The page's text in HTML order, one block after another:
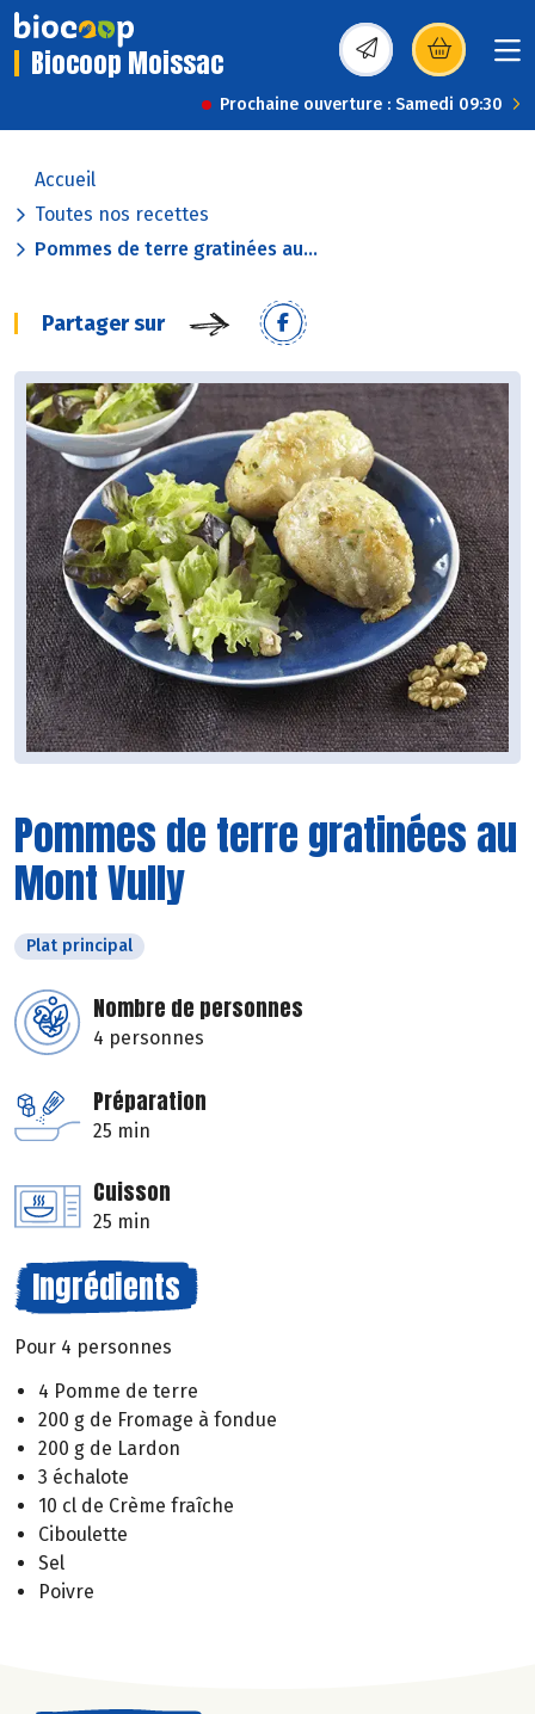
Biocoop Moissac (s’ouvre dans une
Prochaine ouverture : Samedi 09:30
Accueil
Toutes nos recettes
Pommes de terre gratinées au...
Partager sur
Pommes de terre gratinées au
Mont Vully
Plat principal
Nombre de personnes
4 personnes
Préparation
25 min
Cuisson
25 min
Ingrédients
Pour 4 personnes
4 Pomme de terre
200 g de Fromage à fondue
200 g de Lardon
3 échalote
10 cl de Crème fraîche
Ciboulette
Sel
Poivre